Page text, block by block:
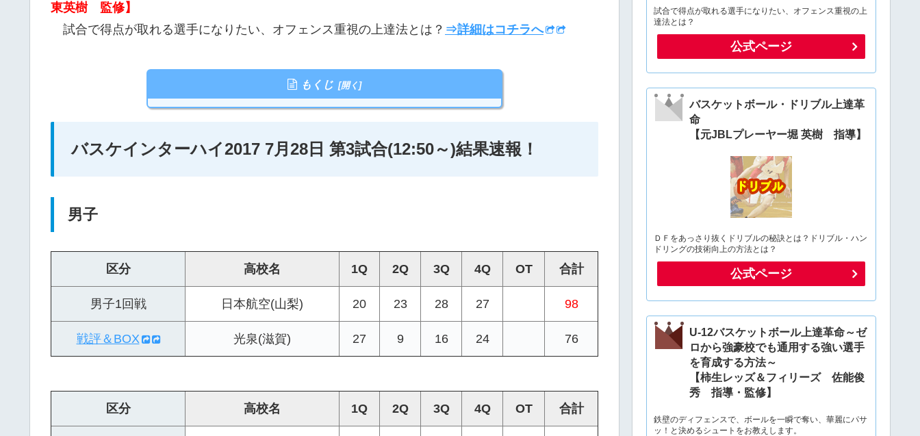
東英樹 監修】
試合で得点が取れる選手になりたい、オフェンス重視の上達法とは？ ⇒詳細はコチラへ
もくじ
バスケインターハイ2017 7月28日 第3試合(12:50～)結果速報！
男子
区分 高校名 1Q 2Q 3Q 4Q OT 合計
男子1回戦 日本航空(山梨) 20 23 28 27 98
戦評＆BOX 光泉(滋賀) 27 9 16 24 76
区分 高校名 1Q 2Q 3Q 4Q OT 合計
試合で得点が取れる選手になりたい、オフェンス重視の上
達法とは？
公式ページ
バスケットボール・ドリブル上達革
命
【元JBLプレーヤー堀 英樹 指導】
ＤＦをあっさり抜くドリブルの秘訣とは？ドリブル・ハン
ドリングの技術向上の方法とは？
公式ページ
U-12バスケットボール上達革命～ゼ
ロから強豪校でも通用する強い選手
を育成する方法～
【柿生レッズ＆フィリーズ 佐能俊
秀 指導・監修】
鉄壁のディフェンスで、ボールを一瞬で奪い、華麗にパサ
ッ！と決めるシュートをお教えします。